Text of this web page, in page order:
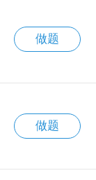
做题
做题